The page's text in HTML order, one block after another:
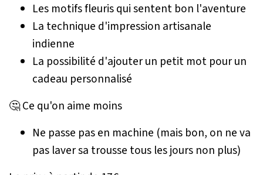
Les motifs fleuris qui sentent bon l'aventure
La technique d'impression artisanale
indienne
La possibilité d'ajouter un petit mot pour un
cadeau personnalisé
🤔 Ce qu'on aime moins
Ne passe pas en machine (mais bon, on ne va
pas laver sa trousse tous les jours non plus)